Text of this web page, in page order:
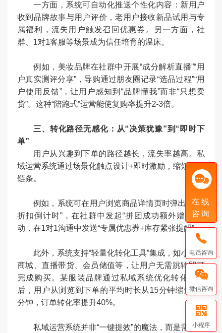
一方面，系统可自动化推送个性化内容：新用户
收到品牌故事与用户评价，老用户接收新品试用与专
属福利，流失用户触发召回优惠券。另一方面，社
群、1对1客服等场景成为信任培育的温床。
例如，美妆品牌在社群中开展“成分解析直播”“用
户真实测评分享”，导购通过朋友圈记录“选品过程”“用
户使用反馈”，让用户感知到“品牌懂我”而非“只想卖
货”。这种“陪跑式”运营能使复购率提升2-3倍。
三、转化路径无感化：从“决策犹豫”到“即时下
单”
用户从兴趣到下单的路径越长，流失率越高。私
域运营系统通过场景化触点设计+即时激励，缩短转化
链条。
例如，系统可在用户浏览商品详情页时弹出“限时
折扣倒计时”，在社群中发起“拼团成功额外赠礼”活
动，在1对1沟通中发送“专属优惠券+库存紧张提醒”。
此外，系统支持“轻量化转化工具”集成，如小程序
商城、直播带货、会员储值等，让用户无需跳转即可
完成购买。某服装品牌通过私域系统优化转化路径
后，用户从浏览到下单的平均时长从15分钟缩短至3
分钟，订单转化率提升40%。
私域运营系统并非“一键提效”的魔法，而是需要商
在线
咨询
电话咨询
微信咨询
小程序